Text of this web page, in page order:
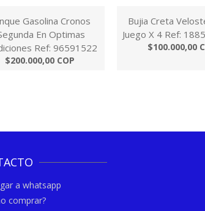
Gasolina Cronos
En Optimas
Ref: 96591522
$200.000,00 COP
Bujia Creta
Juego X 4 Ref:
$100.000,00
a whatsapp
comprar?